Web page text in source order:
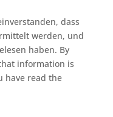
dass
werden, und
haben. By
information is
have read the